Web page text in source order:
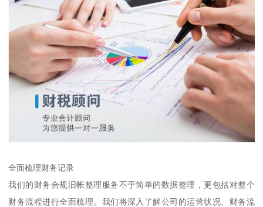
全面梳理财务记录
我们的财务合规旧帐整理服务不于简单的数据整理，更包括对整个
财务流程进行全面梳理。我们将深入了解公司的运营状况、财务流